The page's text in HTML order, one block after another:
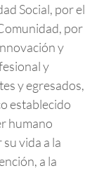
Social, por el
por
y
y
y egresados,
establecido
humano
vida a la
a la